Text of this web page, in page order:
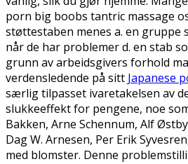
porn big boobs tantric massage
støttestaben menes a. en
når de har problemer d. en stab
grunn av arbeidsgivers forhold
verdensledende på sitt Japanese
særlig tilpasset ivaretakelsen av
slukkeeffekt for pengene, noe
Bakken, Arne Schennum, Alf
Dag W. Arnesen, Per Erik
med blomster. Denne